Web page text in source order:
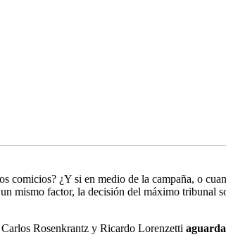
comicios? ¿Y si en medio de la campaña, o
mismo factor, la decisión del máximo tribunal
Rosenkrantz y Ricardo Lorenzetti